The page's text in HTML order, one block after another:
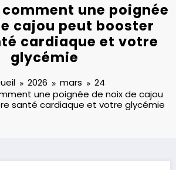
une poignée
cajou peut booster
cardiaque et votre
glycémie
2026 mars
24
une poignée de noix de cajou
santé cardiaque et votre glycémie